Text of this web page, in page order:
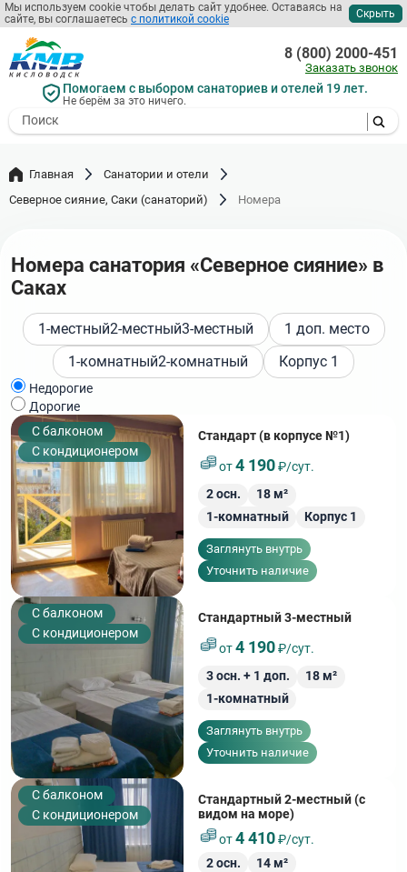
Мы используем cookie чтобы делать сайт удобнее. Оставаясь на
сайте, вы соглашаетесь с политикой cookie Скрыть
Перейти
к
основному
содержанию
Помогаем с выбором санаториев и отелей 19 лет.
Не берём за это ничего.
- I agree to the processing of my
8 (800) 2000-451
Заказать звонок
Главная
Санатории и отели
Северное сияние, Саки (санаторий)
Номера
Номера санатория «Северное сияние» в
Саках
1-местный2-местный3-местный
1 доп. место
1-комнатный2-комнатный Корпус 1
Недорогие
Дорогие
C балконом
С кондиционером
Стандарт (в корпусе №1)
от4 190₽/сут.
2осн. 18м²
1-комнатный
Корпус 1
Заглянуть внутрь
Уточнить наличие
C балконом
С кондиционером
Стандартный 3-местный
от4 190₽/сут.
3осн. + 1 доп. 18м²
1-комнатный
Заглянуть внутрь
Уточнить наличие
C балконом
С кондиционером
Стандартный 2-местный (с
видом на море)
от4 410₽/сут.
2осн. 14м²